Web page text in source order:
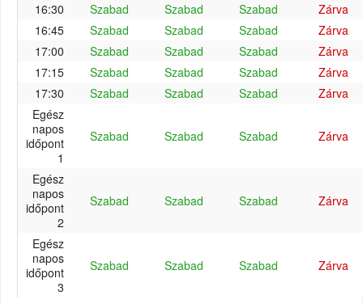
16:30 Szabad Szabad Szabad
Zárva
16:45
Szabad Szabad Szabad
Zárva
17:00
Szabad Szabad Szabad
Zárva
17:15
Szabad Szabad Szabad
Zárva
17:30
Szabad Szabad Szabad
Zárva
Egész
napos
időpont
1
Szabad Szabad Szabad Zárva
Egész
napos
időpont
2
Szabad Szabad Szabad Zárva
Egész
napos
időpont
3
Szabad Szabad Szabad Zárva